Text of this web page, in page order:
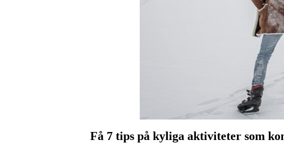
Få 7 tips på kyliga aktiviteter som